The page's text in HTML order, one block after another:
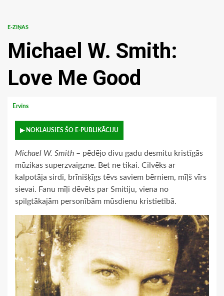
E-ZIŅAS
Michael W. Smith:
Love Me Good
Ervīns
▶ NOKLAUSIES ŠO E-PUBLIKĀCIJU
Michael W. Smith – pēdējo divu gadu desmitu kristīgās
mūzikas superzvaigzne. Bet ne tikai. Cilvēks ar
kalpotāja sirdi, brīnišķīgs tēvs saviem bērniem, mīļš vīrs
sievai. Fanu mīļi dēvēts par Smitiju, viena no
spilgtākajām personībām mūsdienu kristietībā.